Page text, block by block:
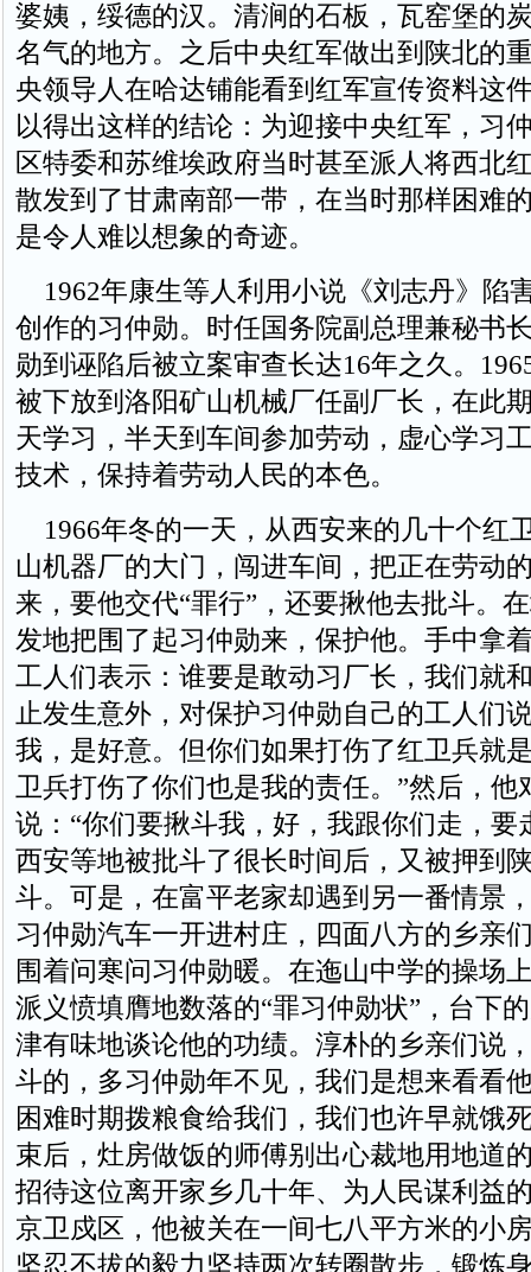
婆姨，绥德的汉。清涧的石板，瓦窑堡的
名气的地方。之后中央红军做出到陕北的
央领导人在哈达铺能看到红军宣传资料这
以得出这样的结论：为迎接中央红军，习
区特委和苏维埃政府当时甚至派人将西北
散发到了甘肃南部一带，在当时那样困难
是令人难以想象的奇迹。
1962年康生等人利用小说《刘志丹》陷
创作的习仲勋。时任国务院副总理兼秘书
勋到诬陷后被立案审查长达16年之久。
被下放到洛阳矿山机械厂任副厂长，在此
天学习，半天到车间参加劳动，虚心学习
技术，保持着劳动人民的本色。
1966年冬的一天，从西安来的几十个红
山机器厂的大门，闯进车间，把正在劳动
来，要他交代“罪行”，还要揪他去批斗。
发地把围了起习仲勋来，保护他。手中拿
工人们表示：谁要是敢动习厂长，我们就
止发生意外，对保护习仲勋自己的工人们
我，是好意。但你们如果打伤了红卫兵就
卫兵打伤了你们也是我的责任。”然后，他
说：“你们要揪斗我，好，我跟你们走，要
西安等地被批斗了很长时间后，又被押到
斗。可是，在富平老家却遇到另一番情景
习仲勋汽车一开进村庄，四面八方的乡亲
围着问寒问习仲勋暖。在迤山中学的操场
派义愤填膺地数落的“罪习仲勋状”，台下
津有味地谈论他的功绩。淳朴的乡亲们说
斗的，多习仲勋年不见，我们是想来看看
困难时期拨粮食给我们，我们也许早就饿
束后，灶房做饭的师傅别出心裁地用地道
招待这位离开家乡几十年、为人民谋利益
京卫戍区，他被关在一间七八平方米的小
坚忍不拔的毅力坚持两次转圈散步，锻炼